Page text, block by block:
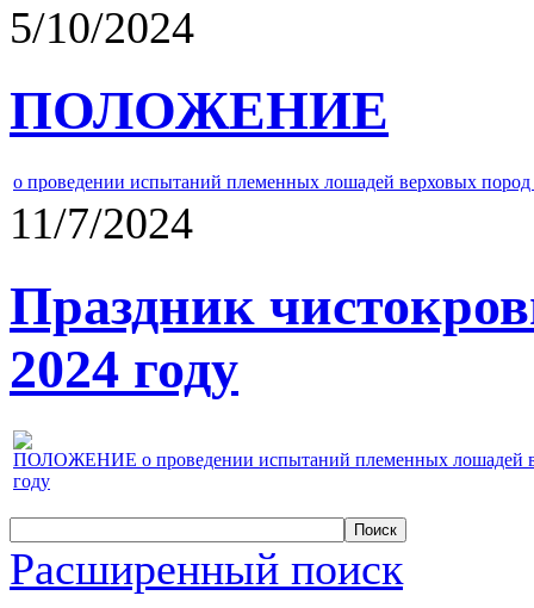
5/10/2024
ПОЛОЖЕНИЕ
о проведении испытаний племенных лошадей верховых
11/7/2024
Праздник
2024 году
ПОЛОЖЕНИЕ о проведении испытаний племенных лошадей
году
Расширенный поиск